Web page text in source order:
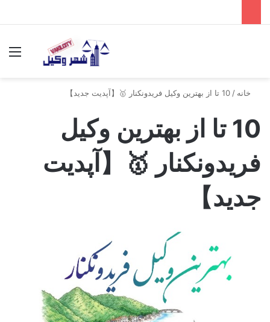
خانه / 10 تا از بهترین وکیل فریدونکنار 🥇【آپدیت جدید】
10 تا از بهترین وکیل
فریدونکنار 🥇【آپدیت
جدید】